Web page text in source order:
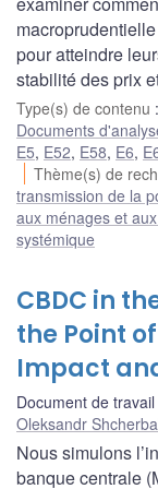
pour atteindre
stabilité des prix
Type(s) de contenu :
Documents
E5, E52, E58, E6,
Thème(s) de
transmission de la
aux ménages et
systémique
CBDC in
the Point
Impact
Document de
Oleksandr
Nous simulons
banque centrale